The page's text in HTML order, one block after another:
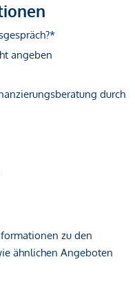
angeben
durch
zu den
ähnlichen Angeboten